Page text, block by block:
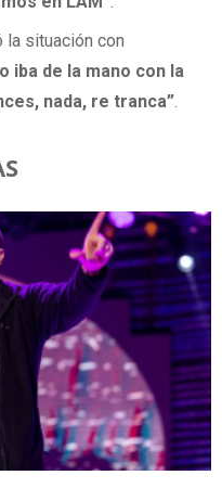
la situación con
iba de la mano con la
nada, re tranca”